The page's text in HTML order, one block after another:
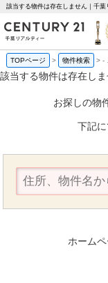
該当する物件は存在しません｜千葉
TOPページ > 物件検索 >-
該当する物件は存在し
お探しの物
下記に
ホーム